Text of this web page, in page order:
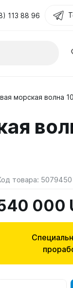
113 88 96
морская волна
товара: 5079450
000